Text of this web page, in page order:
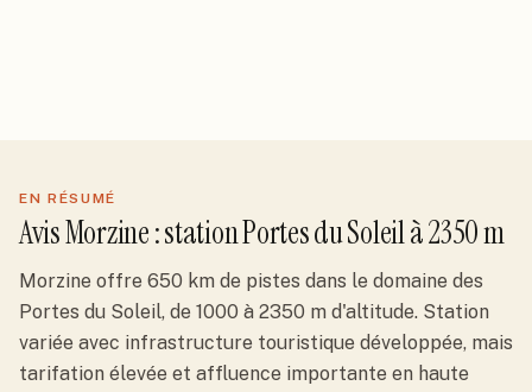
EN RÉSUMÉ
AvisMorzine: stationPortes du Soleilà 2350 m
Morzine offre 650 km de pistes dans le domaine des
Portes du Soleil, de 1000 à 2350 m d'altitude. Station
variée avec infrastructure touristique développée, mais
tarifation élevée et affluence importante en haute